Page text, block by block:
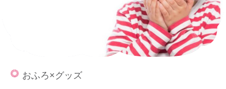
おふろ×グッズ